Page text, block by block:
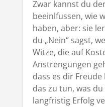
Zwar kannst du
beeinlfussen, wie
haben, aber: sie
du „Nein“ sagst,
Witze, die auf
Anstrengungen
dass es dir
das zu tun, was
langfristig Erfolg